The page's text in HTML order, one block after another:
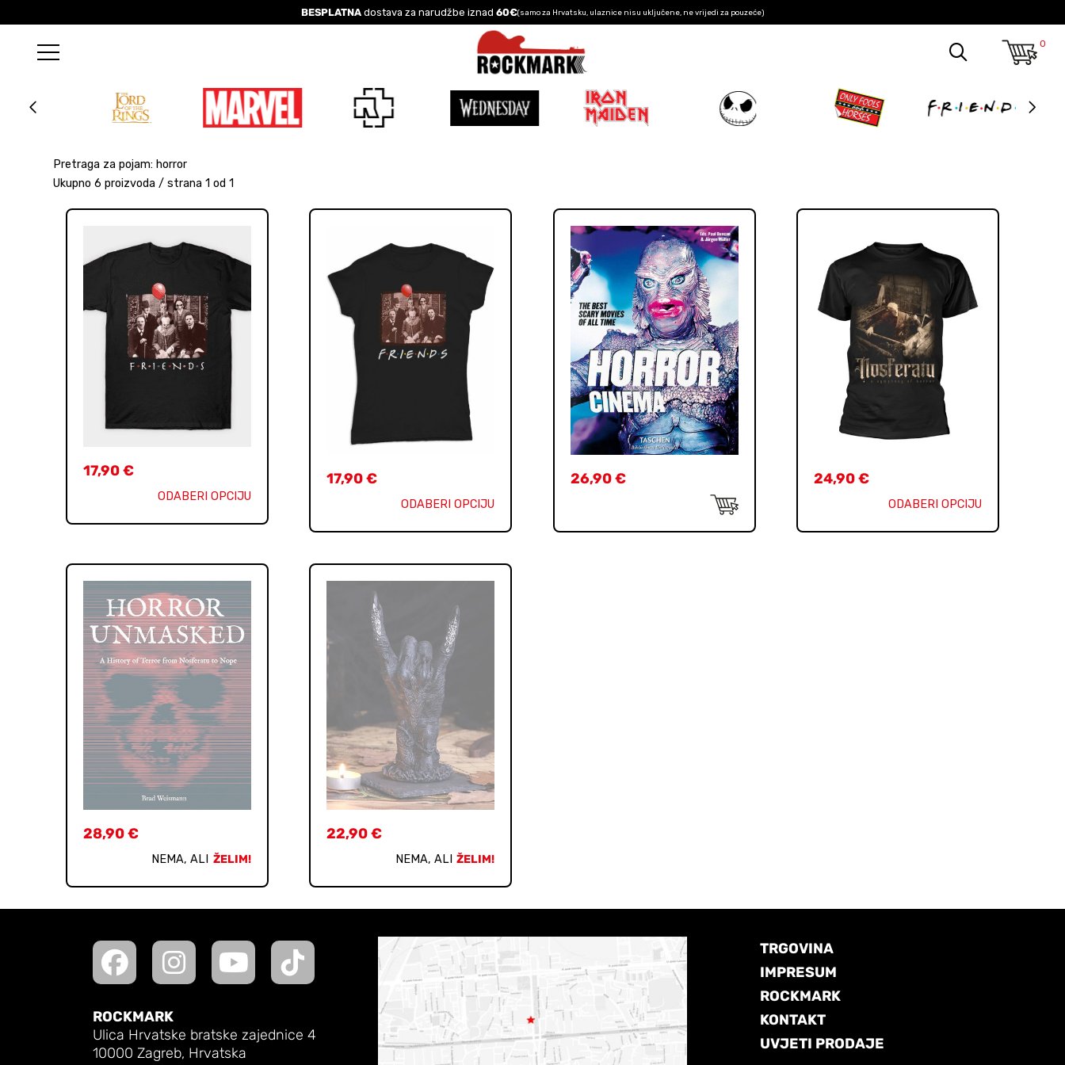
BESPLATNAdostava za narudžbe iznad 60€(samo za Hrvatsku, ulaznice nisu uključene, ne vrijedi za pouzeće)
0
Pretraga za pojam: horror
Ukupno 6 proizvoda / strana 1 od 1
17,90€
ODABERI OPCIJU
17,90€
ODABERI OPCIJU
26,90€ 24,90€
ODABERI OPCIJU
28,90€
NEMA, ALI ŽELIM!
22,90€
NEMA, ALI ŽELIM!
ROCKMARK
Ulica Hrvatske bratske zajednice 4
10000 Zagreb, Hrvatska
TRGOVINA
IMPRESUM
ROCKMARK
KONTAKT
UVJETI PRODAJE